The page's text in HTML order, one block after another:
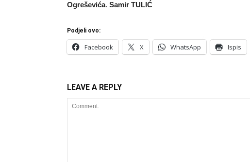
Ogreševića. Samir TULIĆ
Podjeli ovo:
Facebook X WhatsApp Ispis
LEAVE A REPLY